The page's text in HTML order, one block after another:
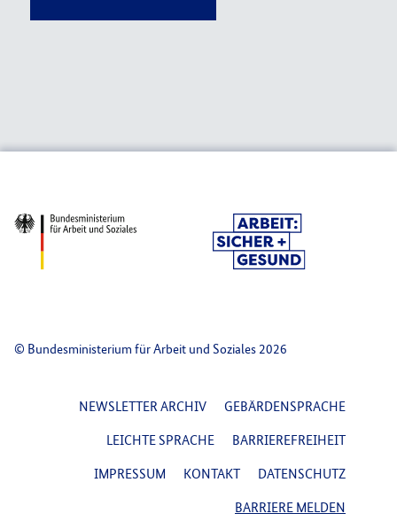
© Bundesministerium für Arbeit und Soziales 2026
FOOTER NAVIGATION
NEWSLETTER ARCHIV GEBÄRDENSPRACHE
LEICHTE SPRACHE BARRIEREFREIHEIT
IMPRESSUM KONTAKT DATENSCHUTZ
BARRIERE MELDEN